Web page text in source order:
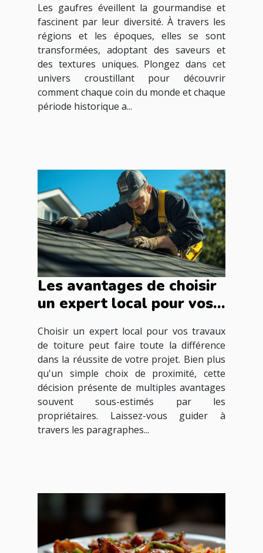
époques
Les gaufres éveillent la gourmandise et
fascinent par leur diversité. À travers les
régions et les époques, elles se sont
transformées, adoptant des saveurs et
des textures uniques. Plongez dans cet
univers croustillant pour découvrir
comment chaque coin du monde et chaque
période historique a...
Les avantages de choisir
un expert local pour vos
Choisir un expert local pour vos travaux
de toiture peut faire toute la différence
dans la réussite de votre projet. Bien plus
qu'un simple choix de proximité, cette
décision présente de multiples avantages
souvent sous-estimés par les
propriétaires. Laissez-vous guider à
travers les paragraphes...